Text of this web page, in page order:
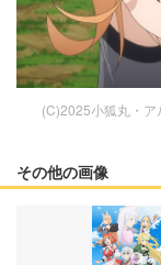
(C)2025小狐丸・
その他の画像